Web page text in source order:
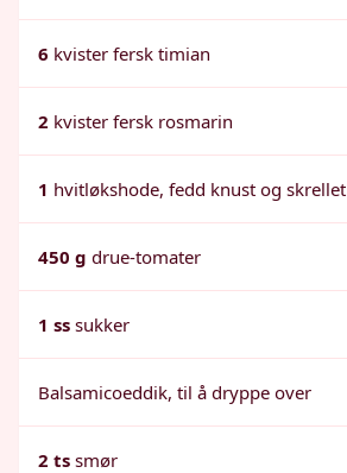
6 kvister fersk timian
2 kvister fersk rosmarin
1 hvitløkshode, fedd knust og skrellet
450 g drue-tomater
1 ss sukker
Balsamicoeddik, til å dryppe over
2 ts smør